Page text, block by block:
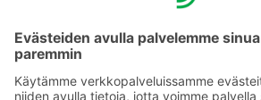
Tie­to­suo­ja­se­loste (Arina)